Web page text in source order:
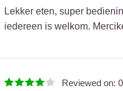
Lekker eten, super
iedereen is welkom.
Reviewed on: